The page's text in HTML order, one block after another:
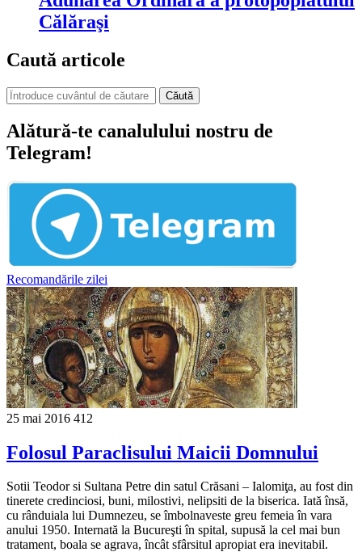
Călăraşi
Caută articole
Căută
Alătură-te canalulului nostru de
Telegram!
Recomandările zilei
25 mai 2016 412
Folosul Paraclisului Maicii Domnului
Sotii Teodor si Sultana Petre din satul Crăsani – Ialomiţa, au fost din
tinerete credinciosi, buni, milostivi, nelipsiti de la biserica. Iată însă,
cu rânduiala lui Dumnezeu, se îmbolnaveste greu femeia în vara
anului 1950. Internată la Bucureşti în spital, supusă la cel mai bun
tratament, boala se agrava, încât sfârsitul apropiat era inevitabil.